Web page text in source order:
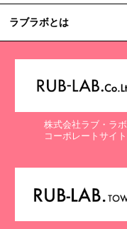
ラブラボとは
株式会社ラブ・ラボ
コーポレートサイト